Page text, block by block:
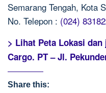
Semarang Tengah, Kota
No. Telepon : (024)
> Lihat Peta Lokasi
Cargo. PT – Jl.
Share this: